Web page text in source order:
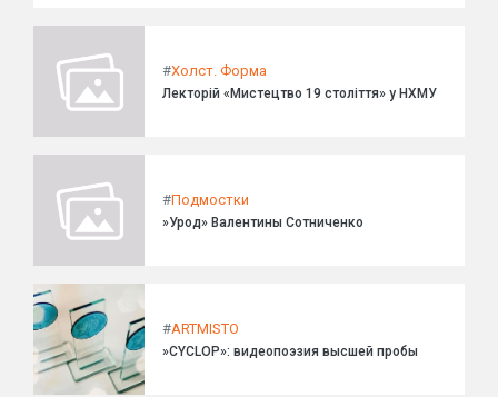
#Холст. Форма
Лекторій «Мистецтво 19 століття» у НХМУ
#Подмостки
»Урод» Валентины Сотниченко
#ARTMISTO
»CYCLOP»: видеопоэзия высшей пробы